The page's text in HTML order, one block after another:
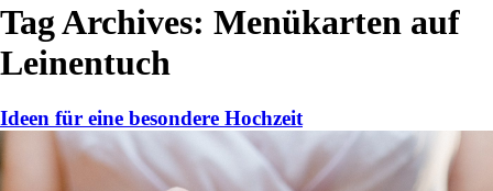
Tag Archives: Menükarten auf
Leinentuch
Ideen für eine besondere Hochzeit